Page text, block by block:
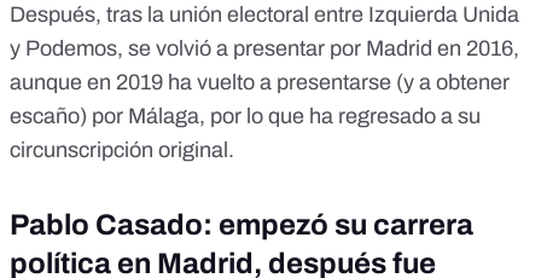
Después, tras la unión electoral entre Izquierda Unida
y Podemos, se volvió a presentar por Madrid en 2016,
aunque en 2019 ha vuelto a presentarse (y a obtener
escaño) por Málaga, por lo que ha regresado a su
circunscripción original.
Pablo Casado: empezó su carrera
política en Madrid, después fue